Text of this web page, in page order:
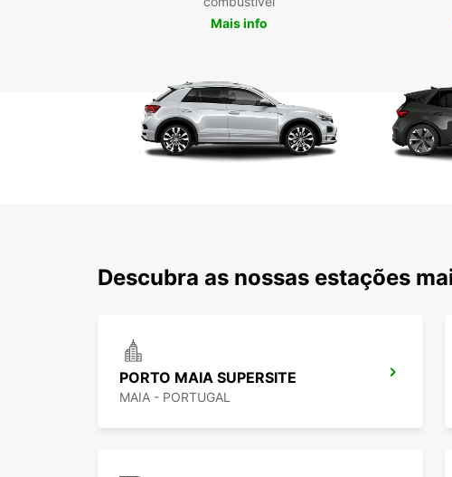
Mais info
Descubra as nossas estações
PORTO MAIA SUPERSITE
MAIA - PORTUGAL